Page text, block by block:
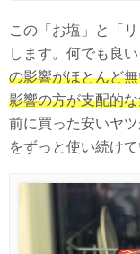
この「お塩」と「
します。何でも良
の影響がほとんど
影響の方が支配的
前に買った安いヤ
をずっと使い続けて